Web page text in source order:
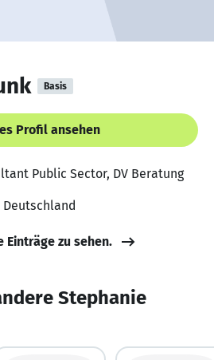
Basis
Profil ansehen
Public Sector, DV Beratung
Deutschland
Einträge zu sehen.
Stephanie